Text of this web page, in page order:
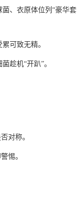
、衣原体位列“豪华套
可致无精。
趁机“开趴”。
对称。
惕。